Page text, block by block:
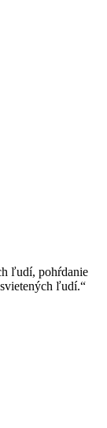
ľudí, pohŕdanie
ľudí.